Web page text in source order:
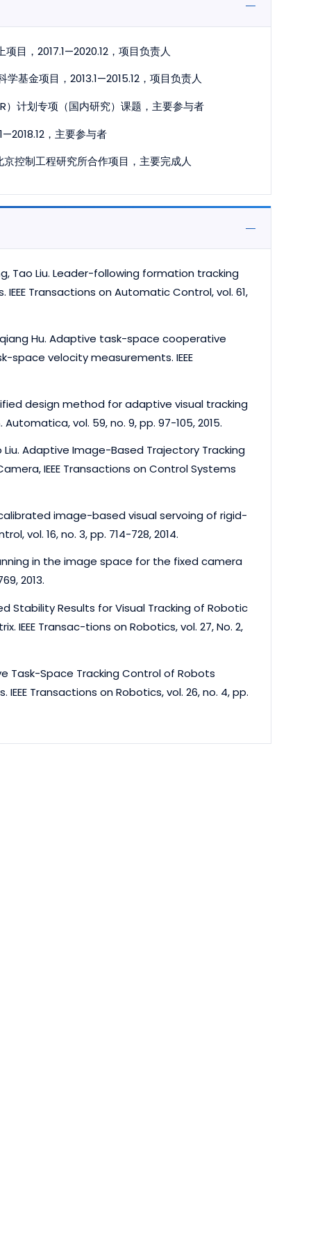
目，2017.1—2020.12，项目负责人
基金项目，2013.1—2015.12，项目负责人
）计划专项（国内研究）课题，主要参与者
，主要参与者
控制工程研究所合作项目，主要完成人
Tao Liu. Leader-following formation tracking
Transactions on Automatic Control, vol. 61,
Hu. Adaptive task-space cooperative
velocity measurements. IEEE
design method for adaptive visual tracking
vol. 59, no. 9, pp. 97-105, 2015.
Liu. Adaptive Image-Based Trajectory Tracking
IEEE Transactions on Control Systems
image-based visual servoing of rigid-
vol. 16, no. 3, pp. 714-728, 2014.
in the image space for the fixed camera
2013.
Stability Results for Visual Tracking of Robotic
Transac-tions on Robotics, vol. 27, No. 2,
Task-Space Tracking Control of Robots
Transactions on Robotics, vol. 26, no. 4, pp.